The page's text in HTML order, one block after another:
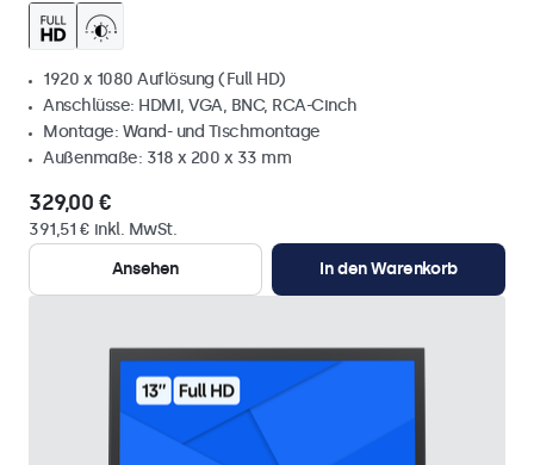
1920 x 1080 Auflösung (Full HD)
Anschlüsse: HDMI, VGA, BNC, RCA-Cinch
Montage: Wand- und Tischmontage
Außenmaße: 318 x 200 x 33 mm
329,00 €
391,51 € inkl. MwSt.
Ansehen
In den Warenkorb